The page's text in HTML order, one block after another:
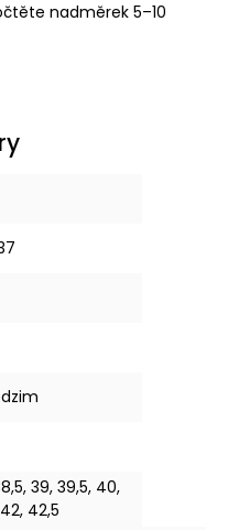
nadměrek 5–10
39, 39,5, 40,
42,5